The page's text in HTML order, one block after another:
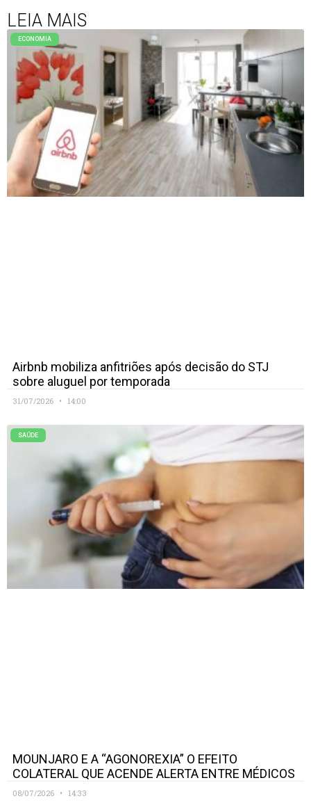
LEIA MAIS
ECONOMIA
Airbnb mobiliza anfitriões após decisão do STJ
sobre aluguel por temporada
31/07/2026 14:00
SAÚDE
MOUNJARO E A “AGONOREXIA” O EFEITO
COLATERAL QUE ACENDE ALERTA ENTRE MÉDICOS
08/07/2026 14:33